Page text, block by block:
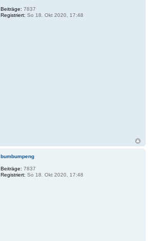
Beiträge: 7837
Registriert: So 18. Okt 2020, 17:48
bumbumpeng
Beiträge: 7837
Registriert: So 18. Okt 2020, 17:48